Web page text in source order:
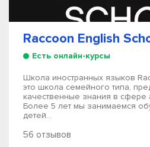
Raccoon English
Есть онлайн-курсы
Школа иностранных языков
это школа семейного типа,
качественные знания в сфере
Более 5 лет мы занимаемся
детей...
56 отзывов